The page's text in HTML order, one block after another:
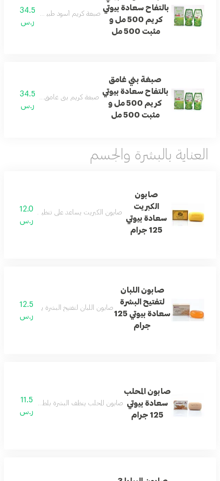
بالتفاح سعادة بيوتي
كريم 500 مل و
مثبت 500 مل
صبغة كريم أسود طبيعي بالتفاح مع
34.5
ر.س
صبغة بني غامق
بالتفاح سعادة بيوتي
كريم 500 مل و
مثبت 500 مل
صبغة كريم بني غامق بالتفاح مع مثبت
34.5
ر.س
العناية بالبشرة والجسم
صابون
الكبريت
سعادة بيوتي
125 جرام
صابون الكبريت يساعد على تنظيف البشرة
12.0
ر.س
صابون اللبان
لتفتيح البشرة
سعادة بيوتي 125
جرام
صابون اللبان لتفتيح البشرة ينظف بلطف
12.5
ر.س
صابون المحلب
سعادة بيوتي
125 جرام
صابون المحلب ينظف البشرة بلطف ويمنحها
11.5
ر.س